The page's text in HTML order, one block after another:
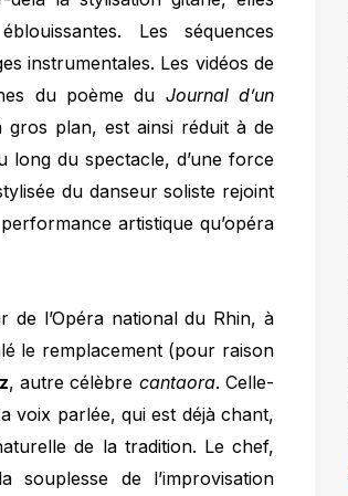
Les séquences
instrumentales. Les vidéos de
du poème du Journal d’un
gros plan, est ainsi réduit à de
du spectacle, d’une force
du danseur soliste rejoint
artistique qu’opéra
l’Opéra national du Rhin, à
le remplacement (pour raison
, autre célèbre cantaora. Celle-
voix parlée, qui est déjà chant,
de la tradition. Le chef,
de l’improvisation